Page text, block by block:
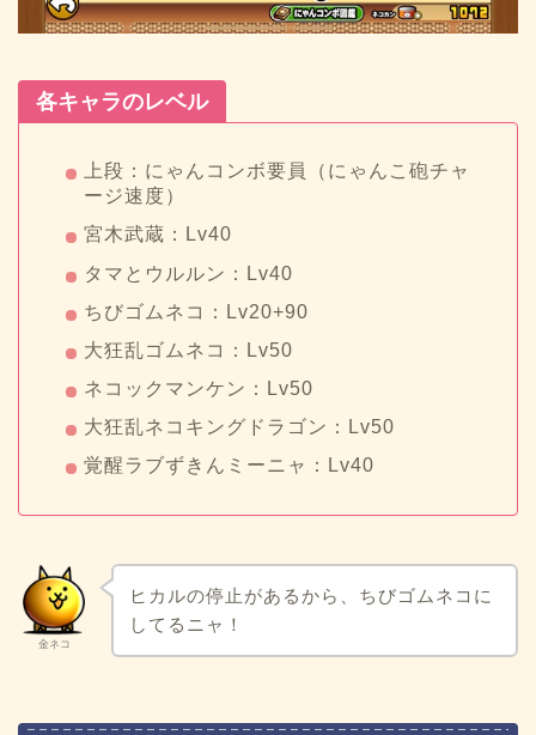
各キャラのレベル
上段：にゃんコンボ要員（にゃんこ砲チャ
ージ速度）
宮木武蔵：Lv40
タマとウルルン：Lv40
ちびゴムネコ：Lv20+90
大狂乱ゴムネコ：Lv50
ネコックマンケン：Lv50
大狂乱ネコキングドラゴン：Lv50
覚醒ラブずきんミーニャ：Lv40
金ネコ
ヒカルの停止があるから、ちびゴムネコに
してるニャ！